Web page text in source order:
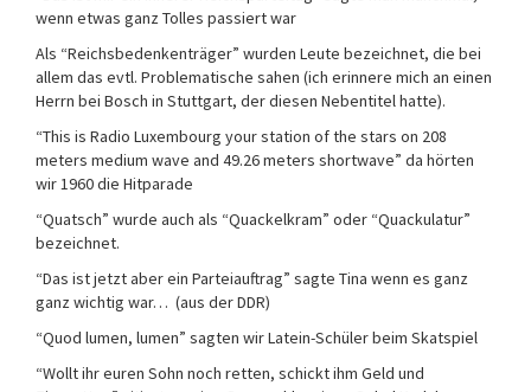
wenn etwas ganz Tolles passiert war
Als “Reichsbedenkenträger” wurden Leute bezeichnet, die bei
allem das evtl. Problematische sahen (ich erinnere mich an einen
Herrn bei Bosch in Stuttgart, der diesen Nebentitel hatte).
“This is Radio Luxembourg your station of the stars on 208
meters medium wave and 49.26 meters shortwave” da hörten
wir 1960 die Hitparade
“Quatsch” wurde auch als “Quackelkram” oder “Quackulatur”
bezeichnet.
“Das ist jetzt aber ein Parteiauftrag” sagte Tina wenn es ganz
ganz wichtig war… (aus der DDR)
“Quod lumen, lumen” sagten wir Latein-Schüler beim Skatspiel
“Wollt ihr euren Sohn noch retten, schickt ihm Geld und